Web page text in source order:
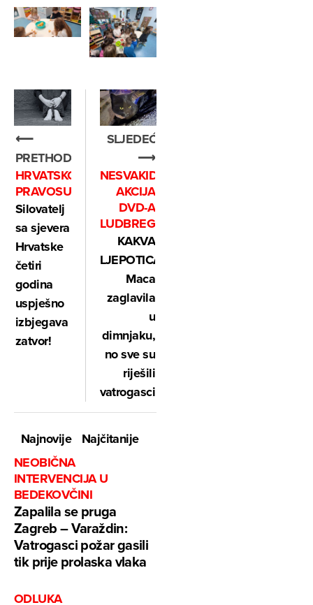
⟵
PRETHODNO
HRVATSKO
PRAVOSUĐE...
Silovatelj
sa sjevera
Hrvatske
četiri
godina
uspješno
izbjegava
zatvor!
SLJEDEĆE
⟶
NESVAKIDAŠNJA
AKCIJA
DVD-A
LUDBREG
KAKVA
LJEPOTICA:
Maca
zaglavila
u
dimnjaku,
no sve su
riješili
vatrogasci
Najnovije
Najčitanije
NEOBIČNA
INTERVENCIJA U
BEDEKOVČINI
Zapalila se pruga
Zagreb – Varaždin:
Vatrogasci požar gasili
tik prije prolaska vlaka
ODLUKA